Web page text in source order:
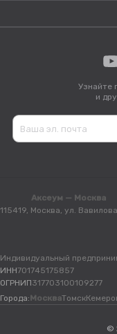
Узнайте
и
Аксеум — Москва
115419, Москва, ул.
Индивидуальный
ИНН701745175857
ОГРНИП317703100109277
Города: МоскваТомск
©